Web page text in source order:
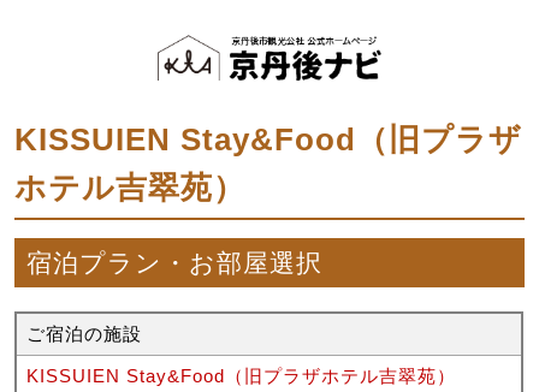
KISSUIEN Stay&Food（旧プラザ
ホテル吉翠苑）
宿泊プラン・お部屋選択
ご宿泊の施設
KISSUIEN Stay&Food（旧プラザホテル吉翠苑）